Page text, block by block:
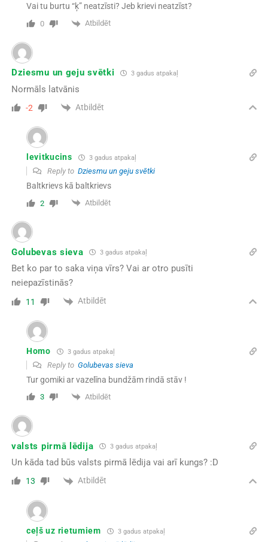
Vai tu burtu “ķ” neatzīsti? Jeb krievi neatzīst?
0 Atbildēt
Dziesmu un geju svētki 3 gadus atpakaļ
Normāls latvānis
-2 Atbildēt
levitkucins 3 gadus atpakaļ
Reply to Dziesmu un geju svētki
Baltkrievs kā baltkrievs
2 Atbildēt
Golubevas sieva 3 gadus atpakaļ
Bet ko par to saka viņa vīrs? Vai ar otro pusīti
neiepazīstinās?
11 Atbildēt
Homo 3 gadus atpakaļ
Reply to Golubevas sieva
Tur gomiki ar vazelīna bundžām rindā stāv !
3 Atbildēt
valsts pirmā lēdija 3 gadus atpakaļ
Un kāda tad būs valsts pirmā lēdija vai arī kungs? :D
13 Atbildēt
ceļš uz rietumiem 3 gadus atpakaļ